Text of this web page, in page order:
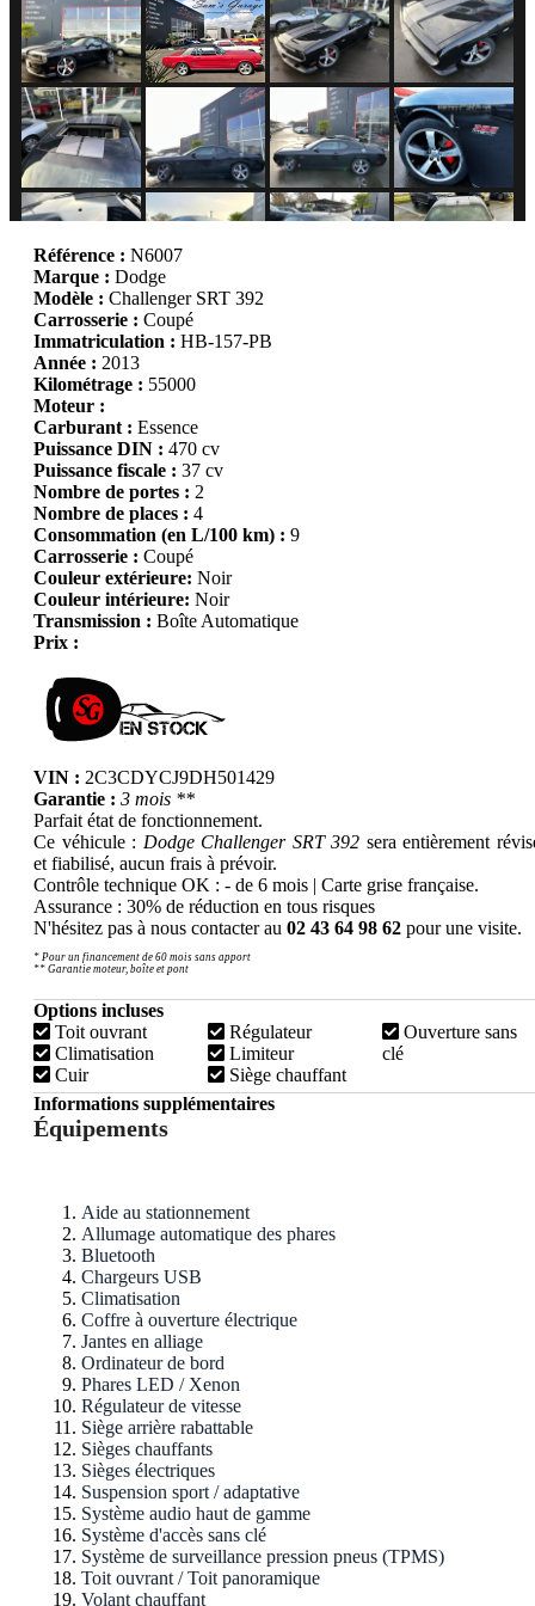
Référence : N6007
Marque : Dodge
Modèle : Challenger SRT 392
Carrosserie : Coupé
Immatriculation : HB-157-PB
Année : 2013
Kilométrage : 55000
Moteur :
Carburant : Essence
Puissance DIN : 470 cv
Puissance fiscale : 37 cv
Nombre de portes : 2
Nombre de places : 4
Consommation (en L/100 km) : 9
Carrosserie : Coupé
Couleur extérieure: Noir
Couleur intérieure: Noir
Transmission : Boîte Automatique
Prix :
VIN : 2C3CDYCJ9DH501429
Garantie : 3 mois **
Parfait état de fonctionnement.
Ce véhicule : Dodge Challenger SRT 392 sera entièrement
et fiabilisé, aucun frais à prévoir.
Contrôle technique OK : - de 6 mois | Carte grise française.
Assurance : 30% de réduction en tous risques
N'hésitez pas à nous contacter au 02 43 64 98 62 pour une visite.
* Pour un financement de 60 mois sans apport
** Garantie moteur, boîte et pont
Options incluses
Toit ouvrant
Climatisation
Cuir
Régulateur
Limiteur
Siège chauffant
Ouverture sans
clé
Informations supplémentaires
Équipements
Aide au stationnement
Allumage automatique des phares
Bluetooth
Chargeurs USB
Climatisation
Coffre à ouverture électrique
Jantes en alliage
Ordinateur de bord
Phares LED / Xenon
Régulateur de vitesse
Siège arrière rabattable
Sièges chauffants
Sièges électriques
Suspension sport / adaptative
Système audio haut de gamme
Système d'accès sans clé
Système de surveillance pression pneus (TPMS)
Toit ouvrant / Toit panoramique
Volant chauffant